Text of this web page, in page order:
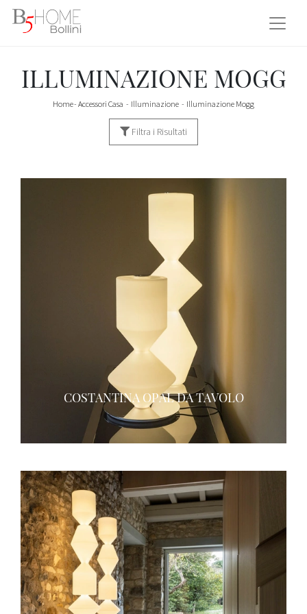
ILLUMINAZIONE MOGG
Home- Accessori Casa - Illuminazione - Illuminazione Mogg
Filtra i Risultati
COSTANTINA OPAL DA TAVOLO